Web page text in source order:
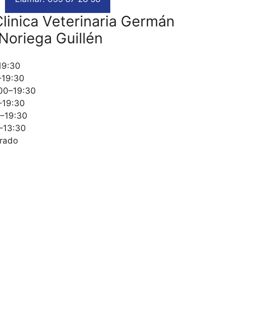
Veterinaria Germán
Guillén